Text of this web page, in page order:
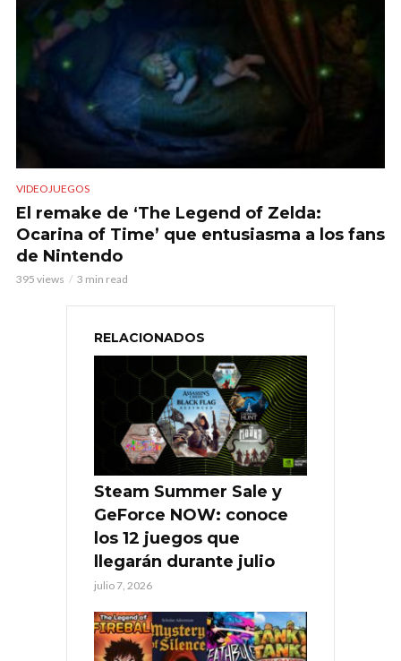
VIDEOJUEGOS
El remake de ‘The Legend of Zelda:
Ocarina of Time’ que entusiasma a los fans
de Nintendo
395 views 3 min read
RELACIONADOS
Steam Summer Sale y
GeForce NOW: conoce
los 12 juegos que
llegarán durante julio
julio 7, 2026